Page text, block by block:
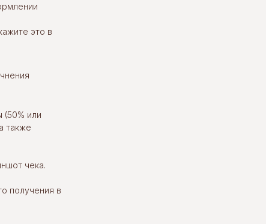
это в
(50% или
также
чека.
получения в